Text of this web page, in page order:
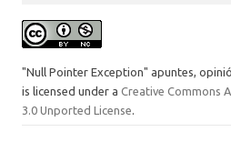
"Null Pointer Exception" apuntes,
is licensed under a Creative Commons
3.0 Unported License.